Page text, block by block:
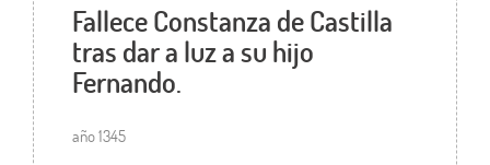
Fallece Constanza de Castilla
tras dar a luz a su hijo
Fernando.
año 1345